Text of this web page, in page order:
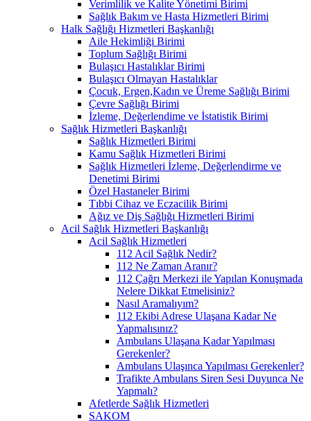
Verimlilik ve Kalite Yönetimi Birimi
Sağlık Bakım ve Hasta Hizmetleri Birimi
Halk Sağlığı Hizmetleri Başkanlığı
Aile Hekimliği Birimi
Toplum Sağlığı Birimi
Bulaşıcı Hastalıklar Birimi
Bulaşıcı Olmayan Hastalıklar
Çocuk, Ergen,Kadın ve Üreme Sağlığı Birimi
Çevre Sağlığı Birimi
İzleme, Değerlendime ve İstatistik Birimi
Sağlık Hizmetleri Başkanlığı
Sağlık Hizmetleri Birimi
Kamu Sağlık Hizmetleri Birimi
Sağlık Hizmetleri İzleme, Değerlendirme ve
Denetimi Birimi
Özel Hastaneler Birimi
Tıbbi Cihaz ve Eczacilik Birimi
Ağız ve Diş Sağlığı Hizmetleri Birimi
Acil Sağlık Hizmetleri Başkanlığı
Acil Sağlık Hizmetleri
112 Acil Sağlık Nedir?
112 Ne Zaman Aranır?
112 Çağrı Merkezi ile Yapılan Konuşmada
Nelere Dikkat Etmelisiniz?
Nasıl Aramalıyım?
112 Ekibi Adrese Ulaşana Kadar Ne
Yapmalısınız?
Ambulans Ulaşana Kadar Yapılması
Gerekenler?
Ambulans Ulaşınca Yapılması Gerekenler?
Trafikte Ambulans Siren Sesi Duyunca Ne
Yapmalı?
Afetlerde Sağlık Hizmetleri
SAKOM